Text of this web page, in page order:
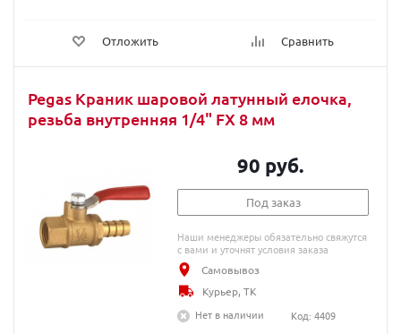
Отложить Сравнить
Pegas Краник шаровой латунный елочка,
резьба внутренняя 1/4" FX 8 мм
90 руб.
Под заказ
Наши менеджеры обязательно свяжутся
с вами и уточнят условия заказа
Самовывоз
Курьер, ТК
Нет в наличии
Код: 4409